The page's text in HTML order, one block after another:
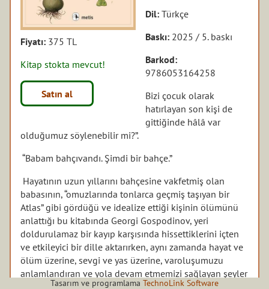
Fiyatı: 375 TL
Kitap stokta mevcut!
Satın al
Dil:Türkçe
Baskı: 2025 / 5. baskı
Barkod:
9786053164258
Bizi çocuk olarak
hatırlayan son kişi de
gittiğinde hâlâ var
olduğumuz söylenebilir mi?”.
“Babam bahçıvandı. Şimdi bir bahçe.”
Hayatının uzun yıllarını bahçesine vakfetmiş olan
babasının, “omuzlarında tonlarca geçmiş taşıyan bir
Atlas” gibi gördüğü ve idealize ettiği kişinin ölümünü
anlattığı bu kitabında Georgi Gospodinov, yeri
doldurulamaz bir kayıp karşısında hissettiklerini içten
ve etkileyici bir dille aktarırken, aynı zamanda hayat ve
ölüm üzerine, sevgi ve yas üzerine, varoluşumuzu
anlamlandıran ve yola devam etmemizi sağlayan şeyler
üzerine derin bir tefekküre dalıyor.
Tasarım ve programlama TechnoLink Software